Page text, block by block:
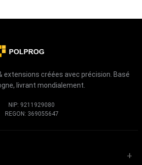
extensions créées avec précision. Basé
livrant mondialement.
NIP: 9211929080
REGON: 369055647